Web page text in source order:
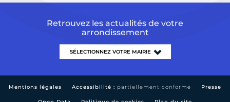
Retrouvez les actualités de votre
arrondissement
Mentions légales Accessibilité : partiellement conforme Presse